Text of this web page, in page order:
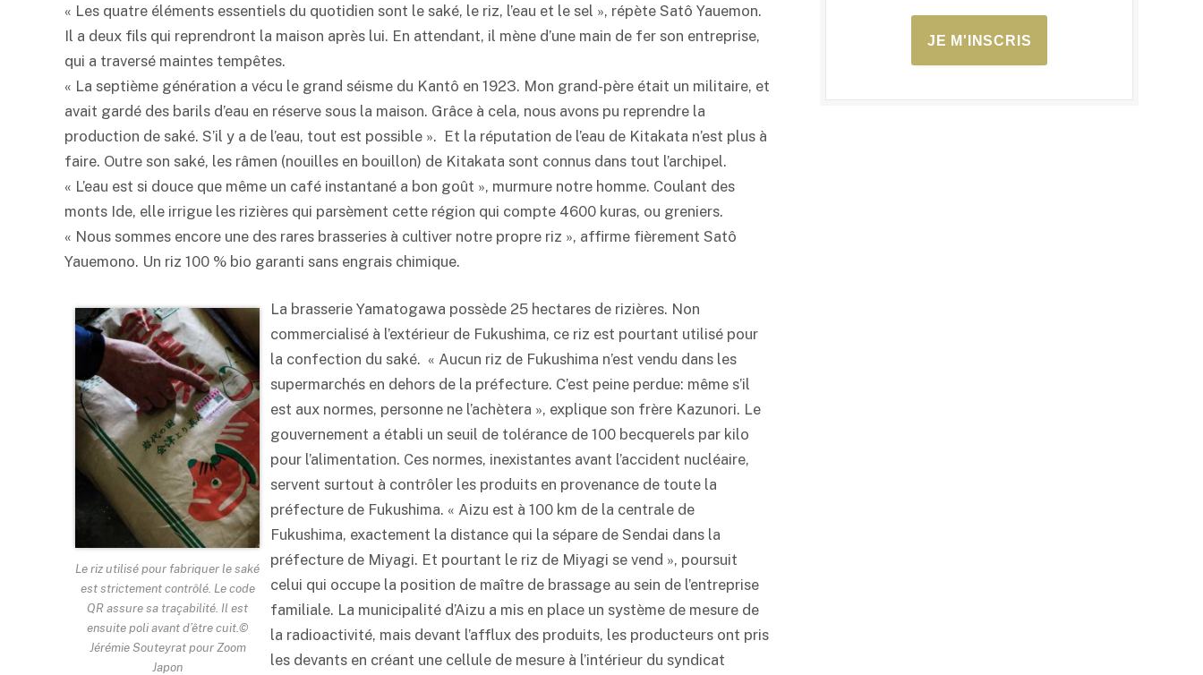
« Les quatre éléments essentiels du quotidien sont le saké, le riz, l’eau et le sel », répète Satô Yauemon.
Il a deux fils qui reprendront la maison après lui. En attendant, il mène d’une main de fer son entreprise,
qui a traversé maintes tempêtes.
« La septième génération a vécu le grand séisme du Kantô en 1923. Mon grand-père était un militaire, et
avait gardé des barils d’eau en réserve sous la maison. Grâce à cela, nous avons pu reprendre la
production de saké. S’il y a de l’eau, tout est possible ». Et la réputation de l’eau de Kitakata n’est plus à
faire. Outre son saké, les râmen (nouilles en bouillon) de Kitakata sont connus dans tout l’archipel.
« L’eau est si douce que même un café instantané a bon goût », murmure notre homme. Coulant des
monts Ide, elle irrigue les rizières qui parsèment cette région qui compte 4600 kuras, ou greniers.
« Nous sommes encore une des rares brasseries à cultiver notre propre riz », affirme fièrement Satô
Yauemono. Un riz 100 % bio garanti sans engrais chimique.
Le riz utilisé pour fabriquer le saké
est strictement contrôlé. Le code
QR assure sa traçabilité. Il est
ensuite poli avant d’être cuit.©
Jérémie Souteyrat pour Zoom
Japon
La brasserie Yamatogawa possède 25 hectares de rizières. Non
commercialisé à l’extérieur de Fukushima, ce riz est pourtant utilisé pour
la confection du saké. « Aucun riz de Fukushima n’est vendu dans les
supermarchés en dehors de la préfecture. C’est peine perdue: même s’il
est aux normes, personne ne l’achètera », explique son frère Kazunori. Le
gouvernement a établi un seuil de tolérance de 100 becquerels par kilo
pour l’alimentation. Ces normes, inexistantes avant l’accident nucléaire,
servent surtout à contrôler les produits en provenance de toute la
préfecture de Fukushima. « Aizu est à 100 km de la centrale de
Fukushima, exactement la distance qui la sépare de Sendai dans la
préfecture de Miyagi. Et pourtant le riz de Miyagi se vend », poursuit
celui qui occupe la position de maître de brassage au sein de l’entreprise
familiale. La municipalité d’Aizu a mis en place un système de mesure de
la radioactivité, mais devant l’afflux des produits, les producteurs ont pris
les devants en créant une cellule de mesure à l’intérieur du syndicat
JE M'INSCRIS